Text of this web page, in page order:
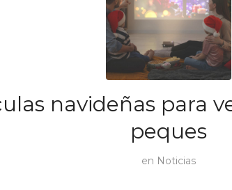
navideñas para
peques
en Noticias